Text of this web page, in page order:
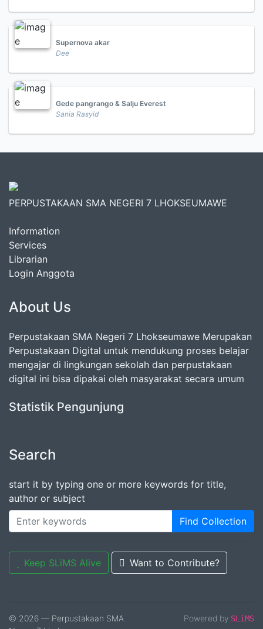
Supernova akar
Dee
Gede pangrango & Salju Everest
Sania Rasyid
PERPUSTAKAAN SMA NEGERI 7 LHOKSEUMAWE
Information
Services
Librarian
Login Anggota
About Us
Perpustakaan SMA Negeri 7 Lhokseumawe Merupakan
Perpustakaan Digital untuk mendukung proses belajar
mengajar di lingkungan sekolah dan perpustakaan
digital ini bisa dipakai oleh masyarakat secara umum
Statistik Pengunjung
Search
start it by typing one or more keywords for title,
author or subject
Find Collection
Keep SLiMS Alive Want to Contribute?
© 2026 — Perpustakaan SMA
Powered by SLiMS